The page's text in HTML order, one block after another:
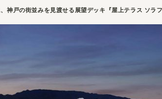
神戸の街並みを見渡せる展望デッキ『屋上テラス ソラ